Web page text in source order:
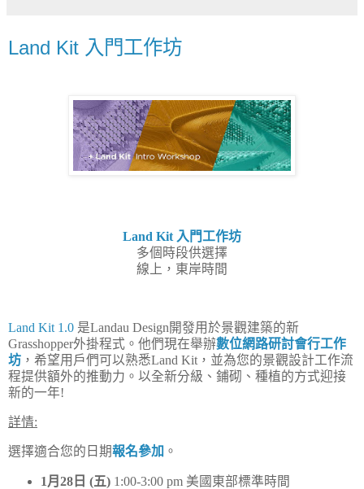
Land Kit 入門工作坊
Land Kit 入門工作坊
多個時段供選擇
線上，東岸時間
Land Kit 1.0 是Landau Design開發用於景觀建築的新
Grasshopper外掛程式。他們現在舉辦數位網路研討會行工作
坊 ，希望用戶們可以熟悉Land Kit，並為您的景觀設計工作流
程提供額外的推動力。以全新分級、鋪砌、種植的方式迎接
新的一年!
詳情:
選擇適合您的日期報名參加 。
1月28日 (五)1:00-3:00 pm 美國東部標準時間